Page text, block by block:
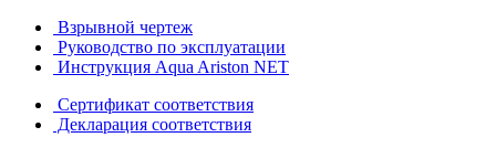
Взрывной чертеж
Руководство по эксплуатации
Инструкция Aqua Ariston NET
Сертификат соответствия
Декларация соответствия